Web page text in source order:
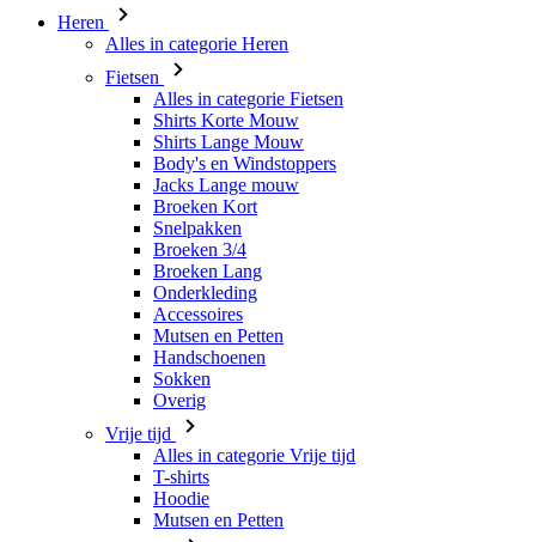
Heren
Alles in categorie Heren
Fietsen
Alles in categorie Fietsen
Shirts Korte Mouw
Shirts Lange Mouw
Body's en Windstoppers
Jacks Lange mouw
Broeken Kort
Snelpakken
Broeken 3/4
Broeken Lang
Onderkleding
Accessoires
Mutsen en Petten
Handschoenen
Sokken
Overig
Vrije tijd
Alles in categorie Vrije tijd
T-shirts
Hoodie
Mutsen en Petten